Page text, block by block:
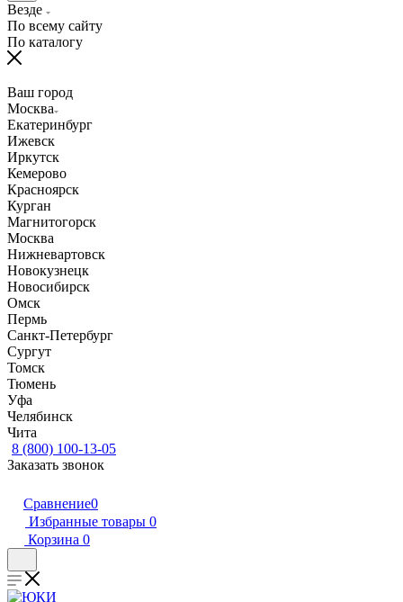
Везде
По всему сайту
По каталогу
Ваш город
Москва
Екатеринбург
Ижевск
Иркутск
Кемерово
Красноярск
Курган
Магнитогорск
Москва
Нижневартовск
Новокузнецк
Новосибирск
Омск
Пермь
Санкт-Петербург
Сургут
Томск
Тюмень
Уфа
Челябинск
Чита
8 (800) 100-13-05
Заказать звонок
Сравнение0
Избранные товары 0
Корзина 0